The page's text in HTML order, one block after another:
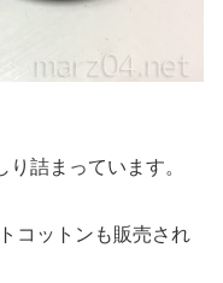
詰まっています。
コットンも販売され